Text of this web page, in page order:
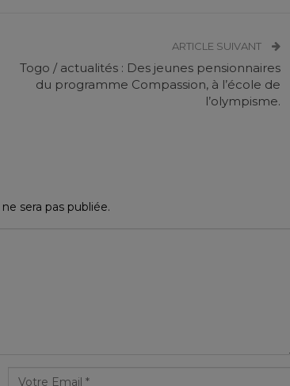
ARTICLE SUIVANT
Togo / actualités : Des jeunes pensionnaires
du programme Compassion, à l’école de
l’olympisme.
sera pas publiée.